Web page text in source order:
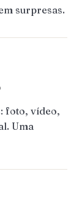
surpresas.
foto, vídeo,
Uma